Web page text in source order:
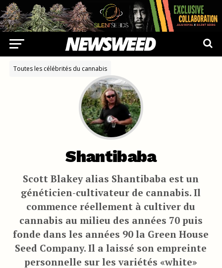
Toutes les célébrités du cannabis
Shantibaba
Scott Blakey alias Shantibaba est un
généticien-cultivateur de cannabis. Il
commence réellement à cultiver du
cannabis au milieu des années 70 puis
fonde dans les années 90 la Green House
Seed Company. Il a laissé son empreinte
personnelle sur les variétés «white»